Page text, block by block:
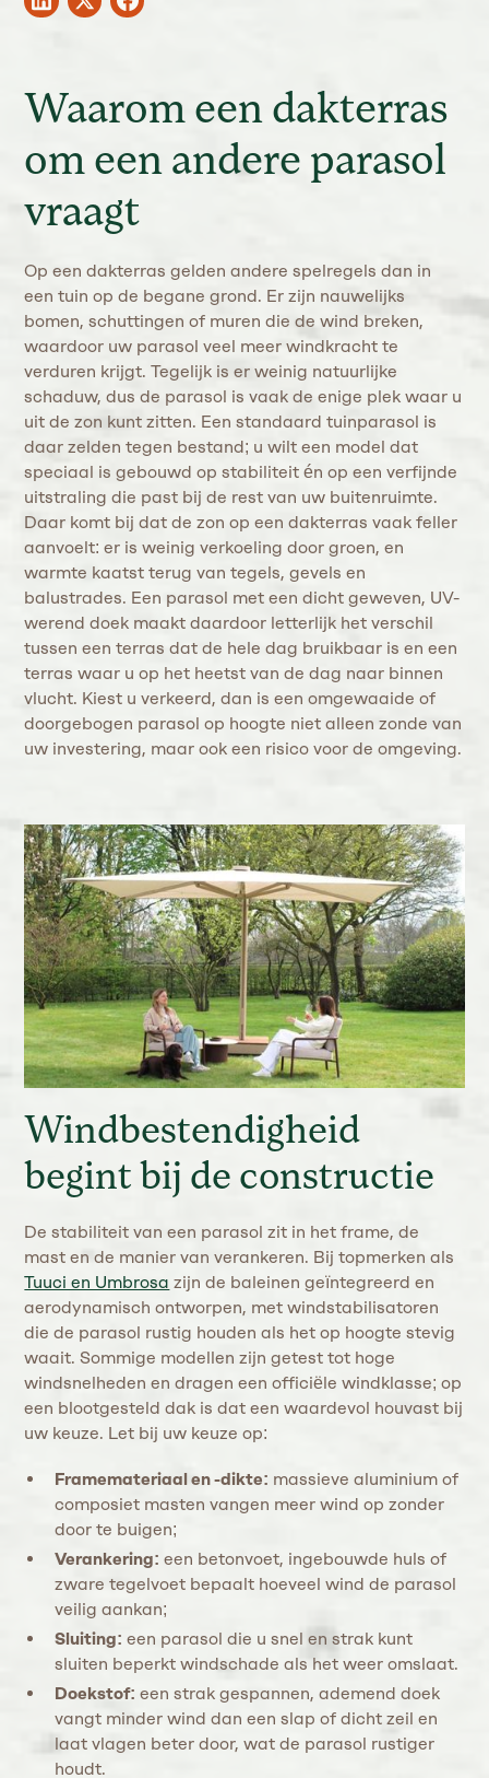
Waarom een dakterras
om een andere parasol
vraagt
Op een dakterras gelden andere spelregels dan in
een tuin op de begane grond. Er zijn nauwelijks
bomen, schuttingen of muren die de wind breken,
waardoor uw parasol veel meer windkracht te
verduren krijgt. Tegelijk is er weinig natuurlijke
schaduw, dus de parasol is vaak de enige plek waar u
uit de zon kunt zitten. Een standaard tuinparasol is
daar zelden tegen bestand; u wilt een model dat
speciaal is gebouwd op stabiliteit én op een verfijnde
uitstraling die past bij de rest van uw buitenruimte.
Daar komt bij dat de zon op een dakterras vaak feller
aanvoelt: er is weinig verkoeling door groen, en
warmte kaatst terug van tegels, gevels en
balustrades. Een parasol met een dicht geweven, UV-
werend doek maakt daardoor letterlijk het verschil
tussen een terras dat de hele dag bruikbaar is en een
terras waar u op het heetst van de dag naar binnen
vlucht. Kiest u verkeerd, dan is een omgewaaide of
doorgebogen parasol op hoogte niet alleen zonde van
uw investering, maar ook een risico voor de omgeving.
Windbestendigheid
begint bij de constructie
De stabiliteit van een parasol zit in het frame, de
mast en de manier van verankeren. Bij topmerken als
Tuuci en Umbrosa zijn de baleinen geïntegreerd en
aerodynamisch ontworpen, met windstabilisatoren
die de parasol rustig houden als het op hoogte stevig
waait. Sommige modellen zijn getest tot hoge
windsnelheden en dragen een officiële windklasse; op
een blootgesteld dak is dat een waardevol houvast bij
uw keuze. Let bij uw keuze op:
Framemateriaal en -dikte: massieve aluminium of
composiet masten vangen meer wind op zonder
door te buigen;
Verankering: een betonvoet, ingebouwde huls of
zware tegelvoet bepaalt hoeveel wind de parasol
veilig aankan;
Sluiting: een parasol die u snel en strak kunt
sluiten beperkt windschade als het weer omslaat.
Doekstof: een strak gespannen, ademend doek
vangt minder wind dan een slap of dicht zeil en
laat vlagen beter door, wat de parasol rustiger
houdt.